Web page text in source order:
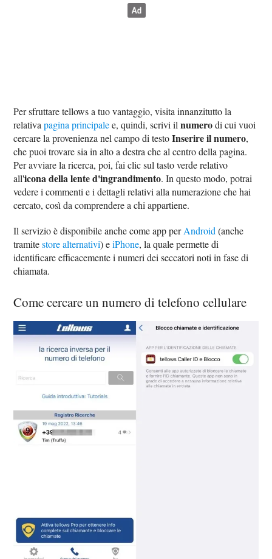
Per sfruttare tellows a tuo vantaggio, visita innanzitutto la
relativapagina principalee, quindi, scrivi ilnumerodi cui vuoi
cercare la provenienza nel campo di testoInserire il numero,
che puoi trovare sia in alto a destra che al centro della pagina.
Per avviare la ricerca, poi, fai clic sul tasto verde relativo
all'icona della lente d'ingrandimento. In questo modo, potrai
vedere i commenti e i dettagli relativi alla numerazione che hai
cercato, così da comprendere a chi appartiene.
Il servizio è disponibile anche come app perAndroid (anche
tramitestore alternativi) eiPhone, la quale permette di
identificare efficacemente i numeri dei seccatori noti in fase di
chiamata.
Come cercare un numero di telefono cellulare